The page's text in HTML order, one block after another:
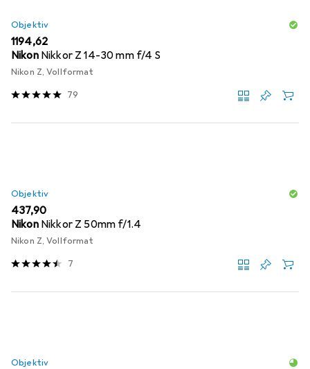
Objektiv
EUR
1194,62
Nikon Nikkor Z 14-30 mm f/4 S
Nikon Z, Vollformat
79
Objektiv
EUR
437,90
Nikon Nikkor Z 50mm f/1.4
Nikon Z, Vollformat
7
Objektiv